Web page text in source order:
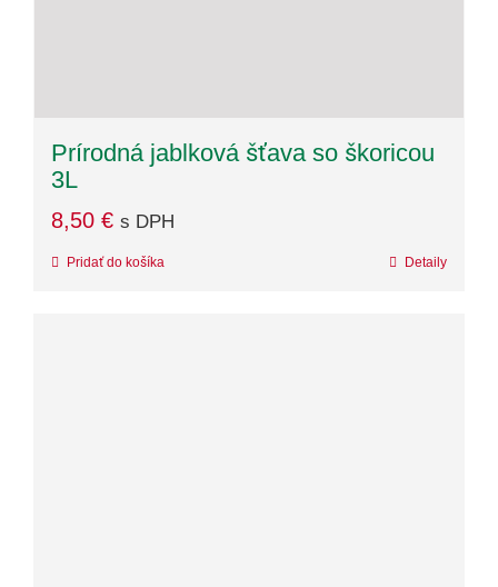
Prírodná jablková šťava so škoricou
3L
8,50 € s DPH
Pridať do košíka Detaily